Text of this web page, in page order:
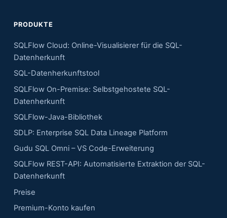
PRODUKTE
SQLFlow Cloud: Online-Visualisierer für die SQL-
Datenherkunft
SQL-Datenherkunftstool
SQLFlow On-Premise: Selbstgehostete SQL-
Datenherkunft
SQLFlow-Java-Bibliothek
SDLP: Enterprise SQL Data Lineage Platform
Gudu SQL Omni – VS Code-Erweiterung
SQLFlow REST-API: Automatisierte Extraktion der SQL-
Datenherkunft
Preise
Premium-Konto kaufen